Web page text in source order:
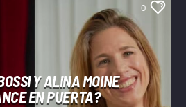
0
Y ALINA MOINE
EN PUERTA?